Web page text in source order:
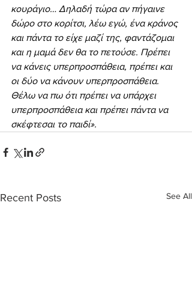
κουράγιο… Δηλαδή τώρα αν πήγαινε
δώρο στο κορίτσι, λέω εγώ, ένα κράνος
και πάντα το είχε μαζί της, φαντάζομαι
και η μαμά δεν θα το πετούσε. Πρέπει
να κάνεις υπερπροσπάθεια, πρέπει και
οι δύο να κάνουν υπερπροσπάθεια.
Θέλω να πω ότι πρέπει να υπάρχει
υπερπροσπάθεια και πρέπει πάντα να
σκέφτεσαι το παιδί».
Recent Posts See All